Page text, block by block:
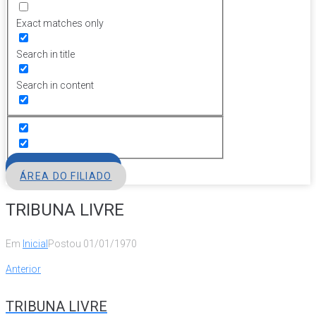
Exact matches only
Search in title
Search in content
ÁREA DO FILIADO
TRIBUNA LIVRE
Em Inicial Postou 01/01/1970
Navegação
Post
Anterior
Anterior
TRIBUNA LIVRE